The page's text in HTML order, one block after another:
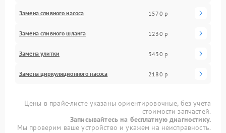
Замена сливного насоса 1570 р
Замена сливного шланга 1230 р
Замена улитки 3430 р
Замена циркуляционного насоса 2180 р
Цены в прайс-листе указаны ориентировочные, без учета
стоимости запчастей.
Записывайтесь на бесплатную диагностику.
Мы проверим ваше устройство и укажем на неисправность.